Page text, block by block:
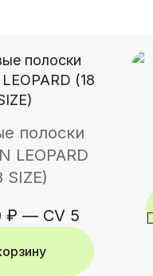
полоски
LEOPARD
SIZE)
₽ — CV 5